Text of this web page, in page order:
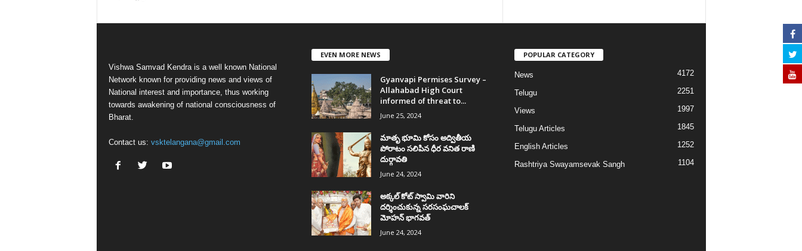
Vishwa Samvad Kendra is a well known National
Network known for providing news and views of
National interest and importance, thus working
towards awakening of national consciousness of
Bharat.
Contact us: vsktelangana@gmail.com
EVEN MORE NEWS
Gyanvapi Permises Survey –
Allahabad High Court
informed of threat to...
June 25, 2024
మాతృ భూమి కోసం అద్వితీయ
పోరాటం సలిపిన ధీర వనిత రాణి
దుర్గావతి
June 24, 2024
అక్కల్‌ కోట్‌ స్వామి వారిని
దర్శించుకున్న సరసంఘచాలక్
మోహన్ భాగవత్
June 24, 2024
POPULAR CATEGORY
News 4172
Telugu 2251
Views 1997
Telugu Articles 1845
English Articles 1252
Rashtriya Swayamsevak Sangh 1104